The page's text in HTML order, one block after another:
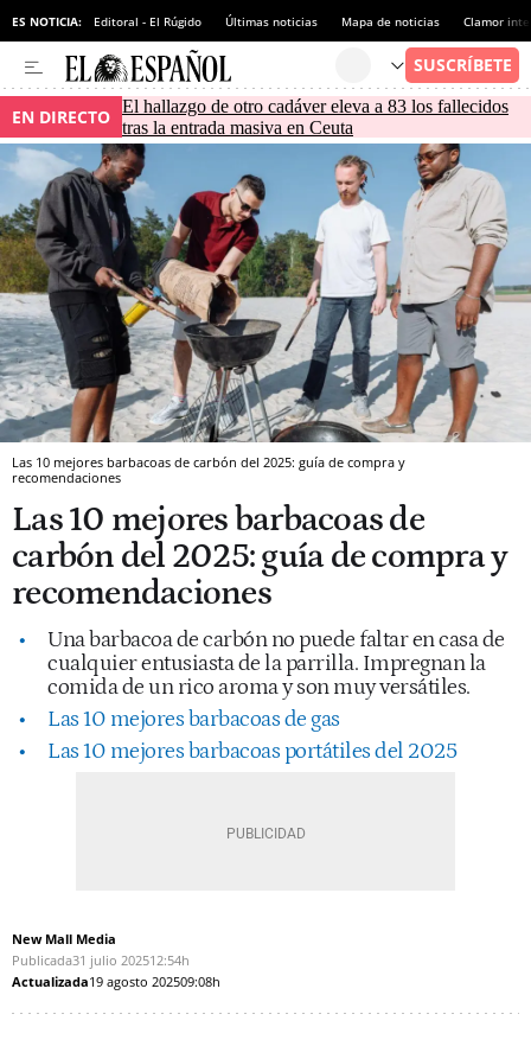
ES NOTICIA: Editoral - El Rúgido Últimas noticias Mapa de noticias Clamor
EN DIRECTO El hallazgo de otro cadáver eleva a 83 los fallecidos
tras la entrada masiva en Ceuta
Las 10 mejores barbacoas de carbón del 2025: guía de compra y
recomendaciones
Las 10 mejores barbacoas de
carbón del 2025: guía de compra y
recomendaciones
Una barbacoa de carbón no puede faltar en casa de
cualquier entusiasta de la parrilla. Impregnan la
comida de un rico aroma y son muy versátiles.
Las 10 mejores barbacoas de gas
Las 10 mejores barbacoas portátiles del 2025
New Mall Media
Publicada31 julio 202512:54h
Actualizada19 agosto 202509:08h